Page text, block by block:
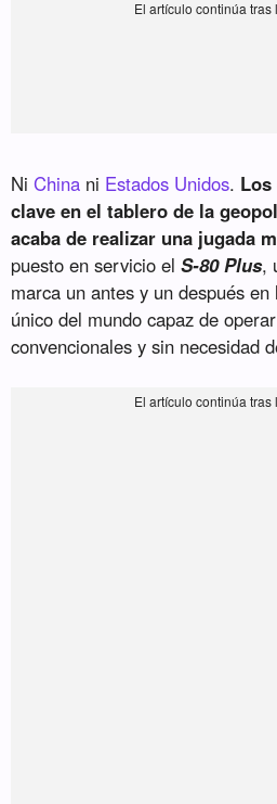
NiChina ni Estados Unidos. Los
clave en el tablero de la
acaba de realizar una jugada
puesto en servicio elS-80 Plus,
marca un antes y un después
único del mundo capaz de
convencionales y sin necesidad